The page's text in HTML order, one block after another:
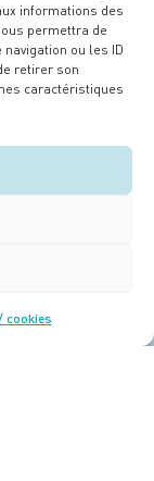
informations des
permettra de
ou les ID
retirer son
caractéristiques
cookies